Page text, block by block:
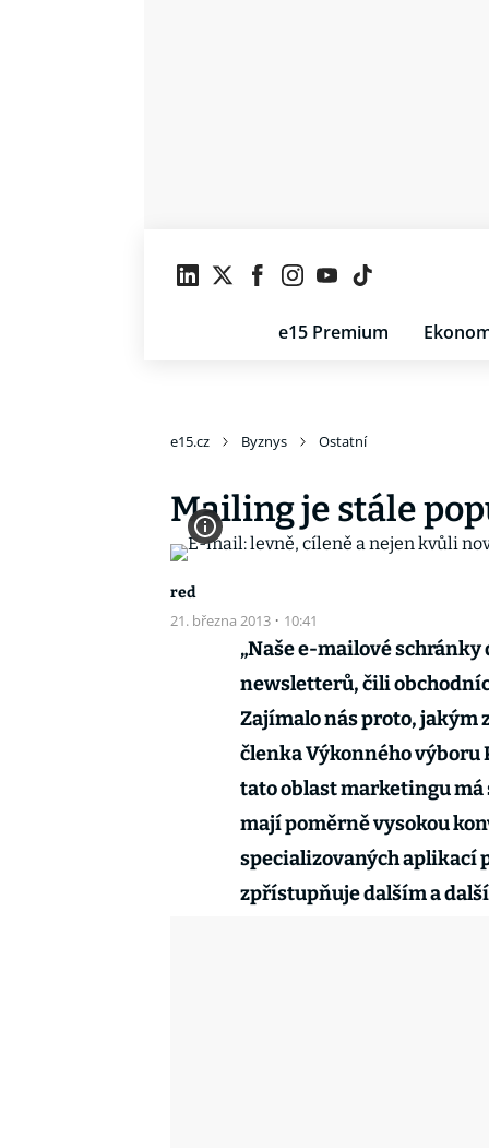
e15 Premium
e15.cz Byznys Ostatní
Mailing je stále
red
21. března 2013 · 10:41
„Naše e-mailové
newsletterů, čili
Zajímalo nás proto,
členka Výkonného výboru
tato oblast marketingu
mají poměrně vysokou
specializovaných aplikací
zpřístupňuje dalším a